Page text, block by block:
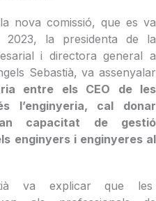
nova comissió, que es va
la presidenta de la
i directora general a
Sebastià, va assenyalar
entre els CEO de les
l’enginyeria, cal donar
capacitat de gestió
enginyers i enginyeres al
va explicar que les